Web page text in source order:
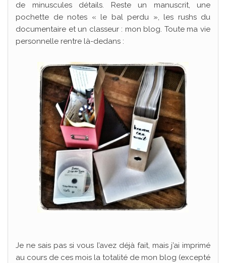
de minuscules détails. Reste un manuscrit, une
pochette de notes « le bal perdu », les rushs du
documentaire et un classeur : mon blog. Toute ma vie
personnelle rentre là-dedans :
Je ne sais pas si vous l’avez déjà fait, mais j’ai imprimé
au cours de ces mois la totalité de mon blog (excepté